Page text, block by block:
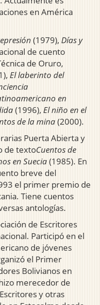
en América
(1979), Días y
de cuento
de Oruro,
El laberinto del
en
(1996), El niño en el
de la mina(2000).
Puerta Abierta y
de textoCuentos de
en Suecia(1985). En
breve del
el primer premio de
Tiene cuentos
antologías.
de Escritores
Participó en el
de jóvenes
el Primer
Bolivianos en
merecedor de
y otras